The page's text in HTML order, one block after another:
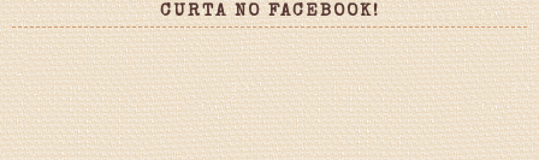
CURTA NO FACEBOOK!